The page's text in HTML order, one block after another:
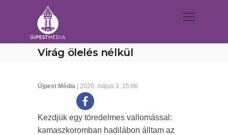
Virág ölelés nélkül
Újpest Média | 2020. május 3. 15:06
Kezdjük egy töredelmes vallomással:
kamaszkoromban hadilábon álltam az